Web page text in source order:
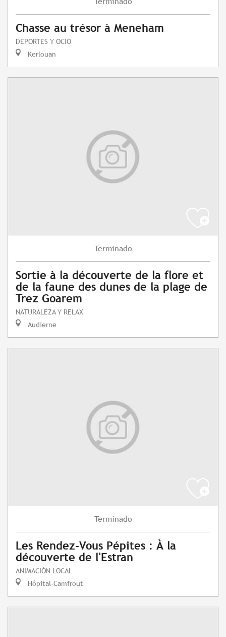
Chasse au trésor à Meneham
DEPORTES Y OCIO
Kerlouan
Terminado
Sortie à la découverte de la flore et
de la faune des dunes de la plage de
Trez Goarem
NATURALEZA Y RELAX
Audierne
Terminado
Les Rendez-Vous Pépites : À la
découverte de l'Estran
ANIMACIÓN LOCAL
Hôpital-Camfrout